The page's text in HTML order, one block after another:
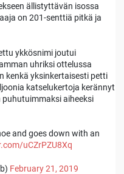
ällistyttävän isossa
on 201-senttiä pitkä ja
ykkösnimi joutui
uhriksi ottelussa
kenkä yksinkertaisesti petti
katselukertoja kerännyt
aiheeksi
and goes down with an
uCZrPZU8Xq
February 21, 2019